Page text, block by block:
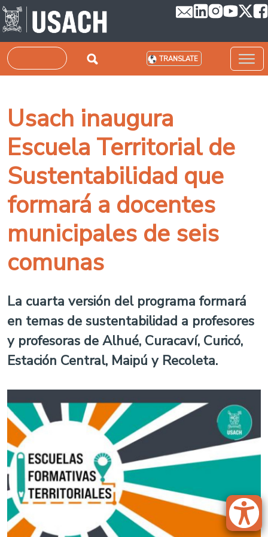
Skip to main content
Search TRANSLATE
Usach inaugura
Escuela Territorial de
Sustentabilidad que
formará a docentes
municipales de seis
comunas
La cuarta versión del programa formará
en temas de sustentabilidad a profesores
y profesoras de Alhué, Curacaví, Curicó,
Estación Central, Maipú y Recoleta.